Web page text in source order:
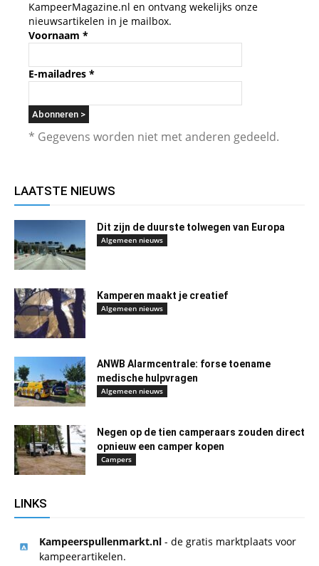
KampeerMagazine.nl en ontvang wekelijks onze
nieuwsartikelen in je mailbox.
Voornaam *
E-mailadres *
* Gegevens worden niet met anderen gedeeld.
LAATSTE NIEUWS
Dit zijn de duurste tolwegen van Europa
Algemeen nieuws
Kamperen maakt je creatief
Algemeen nieuws
ANWB Alarmcentrale: forse toename
medische hulpvragen
Algemeen nieuws
Negen op de tien camperaars zouden direct
opnieuw een camper kopen
Campers
LINKS
Kampeerspullenmarkt.nl - de gratis marktplaats voor
kampeerartikelen.